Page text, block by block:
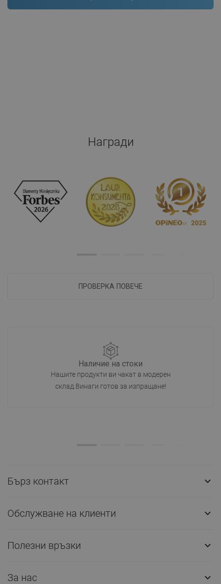
Награди
ПРОВЕРКА ПОВЕЧЕ
Наличие на стоки
Нашите продукти ви чакат в модерен
склад.Винаги готов за изпращане!
Бърз контакт 
Обслужване на клиенти 
Полезни връзки 
За нас 